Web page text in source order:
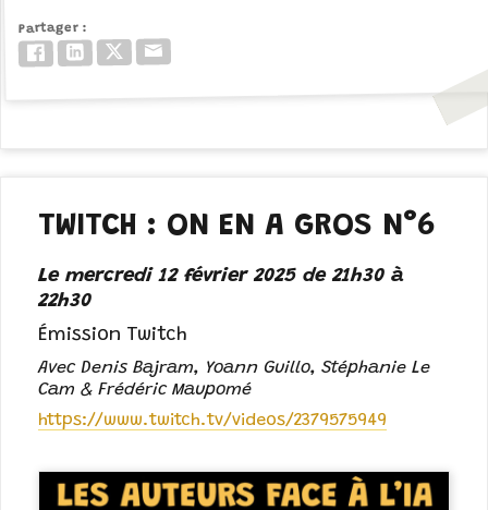
Partager
FacebookLinkedInTwitter/X
TWITCH : ON EN A GROS N°6
Le mercredi 12 février 2025 de 21h30 à
22h30
Émission Twitch
Avec Denis Bajram, Yoann Guillo, Stéphanie Le
Cam & Frédéric Maupomé
https://www.twitch.tv/videos/2379575949